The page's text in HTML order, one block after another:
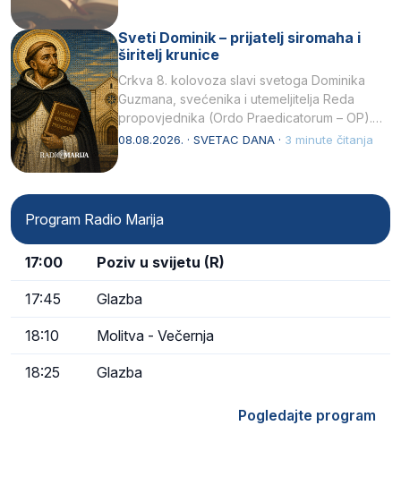
Sveti Dominik – prijatelj siromaha i
širitelj krunice
Crkva 8. kolovoza slavi svetoga Dominika
Guzmana, svećenika i utemeljitelja Reda
propovjednika (Ordo Praedicatorum – OP).
Svojim životom, dubokom ljubavlju prema
08.08.2026. · SVETAC DANA · 3 minute čitanja
Program Radio Marija
17:00 Poziv u svijetu (R)
17:45 Glazba
18:10 Molitva - Večernja
18:25 Glazba
Pogledajte program